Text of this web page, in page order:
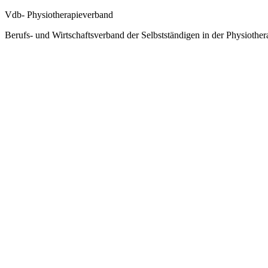
Vdb- Physiotherapieverband
Berufs- und Wirtschaftsverband der Selbstständigen in der